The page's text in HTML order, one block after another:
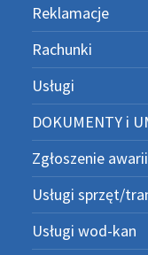
Reklamacje
Rachunki
Usługi
DOKUMENTY i
Zgłoszenie awarii
Usługi sprzęt/
Usługi wod-kan